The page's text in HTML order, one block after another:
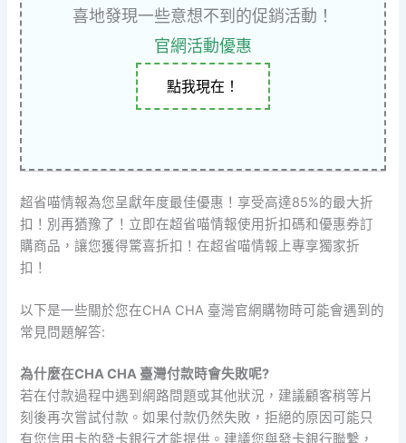
喜地發現一些意想不到的促銷活動！
官網活動優惠
點我現在！
超省喵情報為您呈獻年度最佳優惠！享受高達85%的最大折
扣！別再猶豫了！立即在超省喵情報使用折扣碼和優惠券訂
購商品，讓您獲得驚喜折扣！在超省喵情報上專享獨家折
扣！
以下是一些關於您在CHA CHA 臺灣官網購物時可能會遇到的
常見問題解答:
為什麼在CHA CHA 臺灣付款時會失敗呢?
若在付款過程中遇到網路問題或其他狀況，建議顧客稍等片
刻後再次嘗試付款。如果付款仍然失敗，拒絕的原因可能只
有您信用卡的發卡銀行才能提供。建議您與發卡銀行聯繫，